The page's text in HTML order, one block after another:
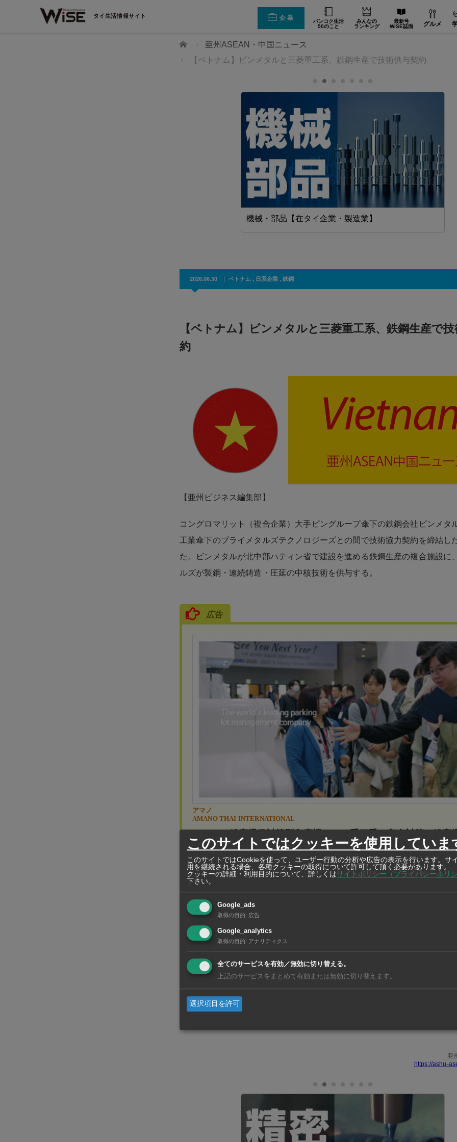
タイ生活情報サイト 企業
バンコク生活
50のこと
みんなの
ランキング
最新号
WiSE誌面
グルメ
ホーム
亜州ASEAN・中国ニュース
【ベトナム】ビンメタルと三菱重工系、鉄鋼生産で技術供与契約
機械・部品【在タイ企業・製造業】
2026.06.30 ベトナム , 日系企業 , 鉄鋼
【ベトナム】ビンメタルと三菱重工系、鉄鋼生産で
約
【亜州ビジネス編集部】
コングロマリット（複合企業）大手ビングループ傘下の鉄鋼会社ビンメタ
工業傘下のプライメタルズテクノロジーズとの間で技術協力契約を締結し
た。ビンメタルが北中部ハティン省で建設を進める鉄鋼生産の複合施設に
ルズが製鋼・連続鋳造・圧延の中核技術を供与する。
広告
アマノ
AMANO THAI INTERNATIONAL
アマノの粉塵爆発対策型集塵機は、二重三重の安全対策で粉塵
え、粉塵爆発が発生した場合でも被害を最小限に抑えます
また電気集塵式ミストコレクターは、一般的な方式の約10倍の高濃度対応力を実
加工時に発生する高濃度ミストを効率的に回収します
両社は先月に包括的な戦力的協力に関する覚書を交わしており、今月に正
した。プライメタルズは契約に基づき、200トン級の転炉（BOF）3基や
基、高速線材・棒鋼圧延機、熱延鋼板（HRC）生産ラインなどを提供する
施設を着工した。建築用鋼材やHRC、鉄道レールなどを製造する計画。来
亜
https://ashu-
このサイトではクッキーを使用していま
このサイトではCookieを使って、ユーザー行動の分析や広告の表示を行います。サ
用を継続される場合、各種クッキーの取得について許可して頂く必要があります。
クッキーの詳細・利用目的について、詳しくはサイトポリシー（プライバシーポリ
下さい。
Google_ads
取得の目的: 広告
Google_analytics
取得の目的: アナリティクス
全てのサービスを有効／無効に切り替える。
上記のサービスをまとめて有効または無効に切り替えます。
選択項目を許可